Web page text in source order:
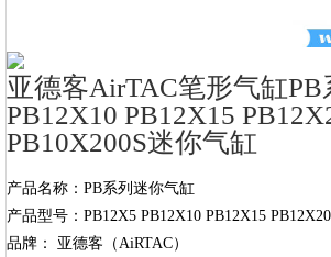
亚德客AirTAC笔形气缸PB
PB12X10 PB12X15
PB10X200S迷你气缸
产品名称：PB系列迷你气缸
产品型号：PB12X5 PB12X10 PB12X15
品牌： 亚德客（AiRTAC）